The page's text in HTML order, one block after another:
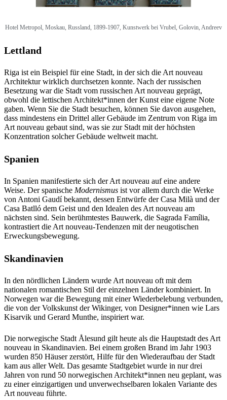
Hotel Metropol, Moskau, Russland, 1899-1907, Kunstwerk bei Vrubel, Golovin, Andreev
Lettland
Riga ist ein Beispiel für eine Stadt, in der sich die Art nouveau
Architektur wirklich durchsetzen konnte. Nach der russischen
Besetzung war die Stadt vom russischen Art nouveau geprägt,
obwohl die lettischen Architekt*innen der Kunst eine eigene Note
gaben. Wenn Sie die Stadt besuchen, können Sie davon ausgehen,
dass mindestens ein Drittel aller Gebäude im Zentrum von Riga im
Art nouveau gebaut sind, was sie zur Stadt mit der höchsten
Konzentration solcher Gebäude weltweit macht.
Spanien
In Spanien manifestierte sich der Art nouveau auf eine andere
Weise. Der spanische Modernismus ist vor allem durch die Werke
von Antoni Gaudí bekannt, dessen Entwürfe der Casa Milà und der
Casa Batlló dem Geist und den Idealen des Art nouveau am
nächsten sind. Sein berühmtestes Bauwerk, die Sagrada Família,
kontrastiert die Art nouveau-Tendenzen mit der neugotischen
Erweckungsbewegung.
Skandinavien
In den nördlichen Ländern wurde Art nouveau oft mit dem
nationalen romantischen Stil der einzelnen Länder kombiniert. In
Norwegen war die Bewegung mit einer Wiederbelebung verbunden,
die von der Volkskunst der Wikinger, von Designer*innen wie Lars
Kisarvik und Gerard Munthe, inspiriert war.
Die norwegische Stadt Ålesund gilt heute als die Hauptstadt des Art
nouveau in Skandinavien. Bei einem großen Brand im Jahr 1903
wurden 850 Häuser zerstört, Hilfe für den Wiederaufbau der Stadt
kam aus aller Welt. Das gesamte Stadtgebiet wurde in nur drei
Jahren von rund 50 norwegischen Architekt*innen neu geplant, was
zu einer einzigartigen und unverwechselbaren lokalen Variante des
Art nouveau führte.